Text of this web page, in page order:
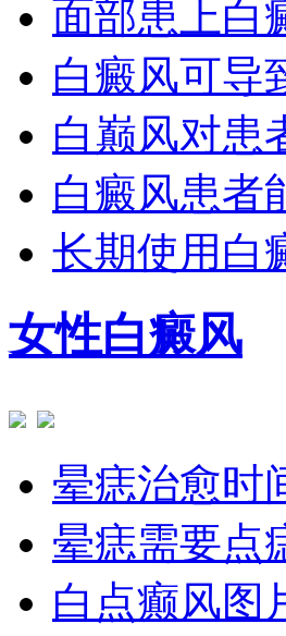
面部患上白
白癜风可导
白巅风对患
白癜风患者
长期使用白
女性白癜风
晕痣治愈时
晕痣需要点
白点癫风图